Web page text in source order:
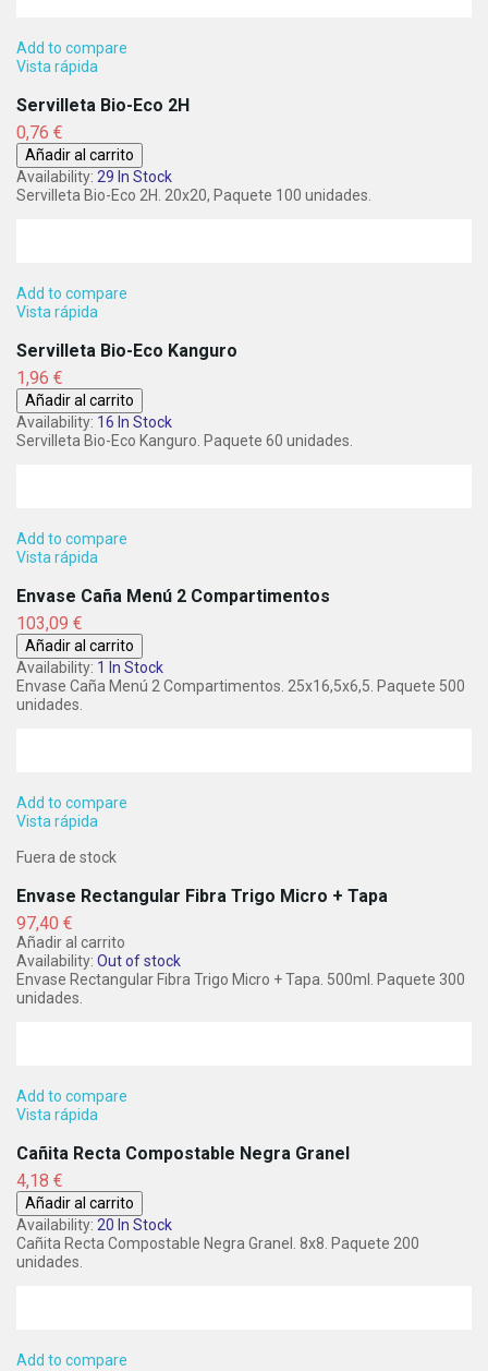
Add to compare
Vista rápida
Servilleta Bio-Eco 2H
Precio
0,76 €
Añadir al carrito
Availability: 29 In Stock
Servilleta Bio-Eco 2H. 20x20, Paquete 100 unidades.
Add to compare
Vista rápida
Servilleta Bio-Eco Kanguro
Precio
1,96 €
Añadir al carrito
Availability: 16 In Stock
Servilleta Bio-Eco Kanguro. Paquete 60 unidades.
Add to compare
Vista rápida
Envase Caña Menú 2 Compartimentos
Precio
103,09 €
Añadir al carrito
Availability: 1 In Stock
Envase Caña Menú 2 Compartimentos. 25x16,5x6,5. Paquete 500
unidades.
Add to compare
Vista rápida
Fuera de stock
Envase Rectangular Fibra Trigo Micro + Tapa
Precio
97,40 €
Añadir al carrito
Availability: Out of stock
Envase Rectangular Fibra Trigo Micro + Tapa. 500ml. Paquete 300
unidades.
Add to compare
Vista rápida
Cañita Recta Compostable Negra Granel
Precio
4,18 €
Añadir al carrito
Availability: 20 In Stock
Cañita Recta Compostable Negra Granel. 8x8. Paquete 200
unidades.
Add to compare